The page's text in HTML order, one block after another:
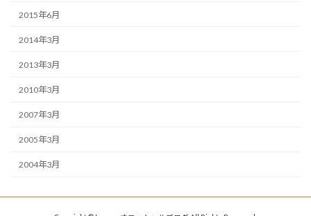
2015年6月
2014年3月
2013年3月
2010年3月
2007年3月
2005年3月
2004年3月